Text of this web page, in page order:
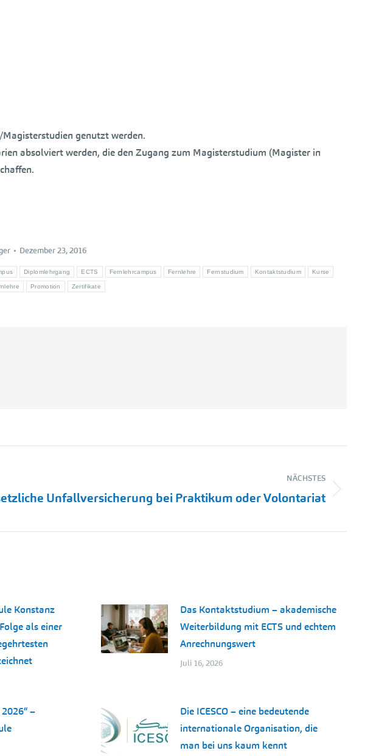
genutzt werden.
absolviert werden, die den Zugang zum Magisterstudium (Magister in
Dezember 23, 2016
Diplomlehrgang ECTS Fernlehrcampus Fernlehre Fernstudium Kontaktstudium Kurse
Promotion Zertifikate
NÄCHSTES
Unfallversicherung bei Praktikum oder Volontariat
Konstanz
als einer
Das Kontaktstudium – akademische
Weiterbildung mit ECTS und echtem
Anrechnungswert
Juli 16, 2026
–
Die ICESCO – eine bedeutende
internationale Organisation, die
man bei uns kaum kennt